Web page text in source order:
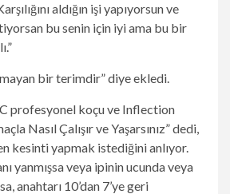
aldığın işi yapıyorsun ve
bu senin için iyi ama bu bir
bir terimdir” diye ekledi.
profesyonel koçu ve Inflection
Nasıl Çalışır ve Yaşarsınız” dedi,
kesinti yapmak istediğini anlıyor.
yanmışsa veya ipinin ucunda veya
anahtarı 10’dan 7’ye geri